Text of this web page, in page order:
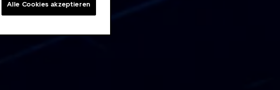
Alle Cookies akzeptieren